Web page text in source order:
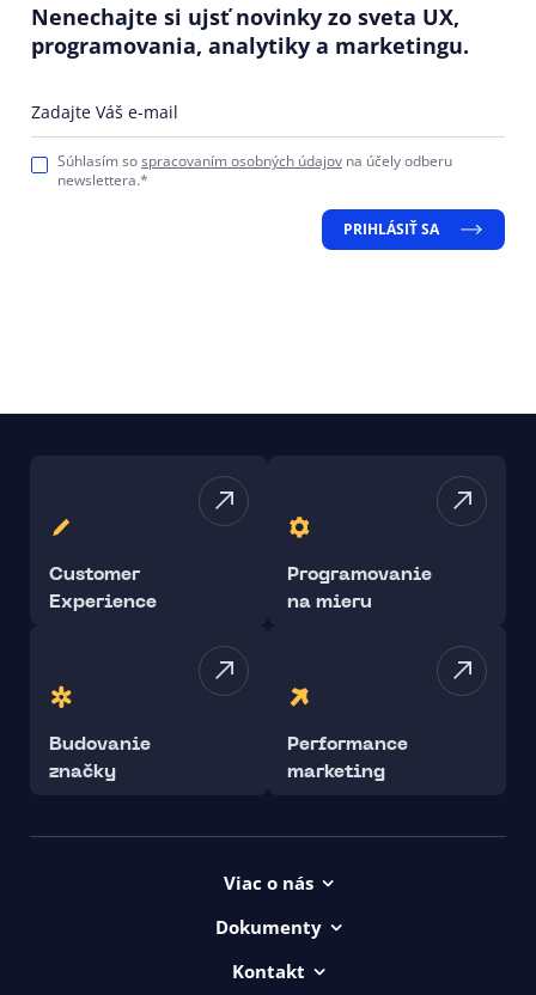
Nenechajte si ujsť novinky zo sveta UX,
programovania, analytiky a marketingu.
Zadajte Váš e-mail
Súhlasím sospracovaním osobných údajov na účely odberu
newslettera.*
PRIHLÁSIŤ SA
Customer
Experience
Programovanie
na mieru
Budovanie
značky
Performance
marketing
Viac o nás
uičkovská abeceda
Dokumenty
Kontakt